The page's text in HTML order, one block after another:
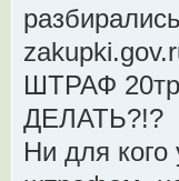
ШТРАФ
ДЕЛАТЬ?!?
Ни для